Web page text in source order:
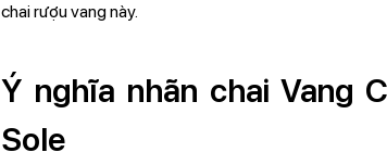
chai rượu vang này.
Ý nghĩa nhãn chai Vang
Sole